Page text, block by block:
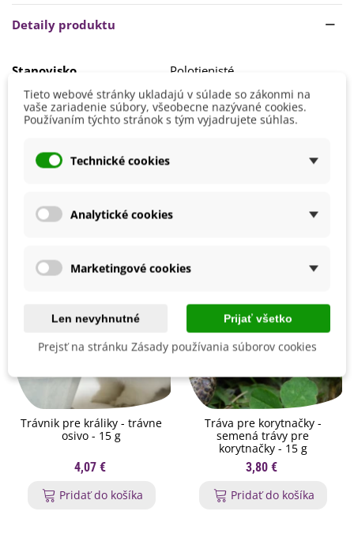
Detaily produktu
Stanovisko
Polotienisté
Výrobca
SemenaOnline
Trávnik pre králiky - trávne
osivo - 15 g
4,07 €
Pridať do košíka
Tráva pre korytnačky -
semená trávy pre
korytnačky - 15 g
3,80 €
Pridať do košíka
Tieto webové stránky ukladajú v súlade so zákonmi na
vaše zariadenie súbory, všeobecne nazývané cookies.
Používaním týchto stránok s tým vyjadrujete súhlas.
Technické cookies
Analytické cookies
Marketingové cookies
Len nevyhnutné Prijať všetko
Prejsť na stránku Zásady používania súborov cookies